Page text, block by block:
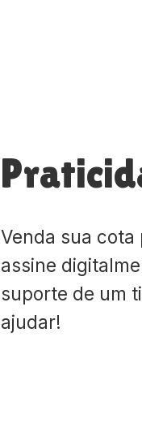
Venda sua
assine
suporte de um
ajudar!